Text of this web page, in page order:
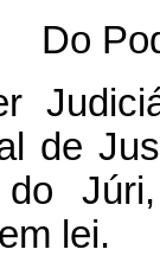
Do
de
lei.